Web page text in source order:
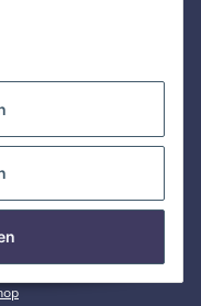
Chemicals PTE LTD, Bukit